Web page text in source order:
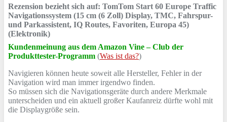
Rezension bezieht sich auf: TomTom Start 60 Europe Traffic
Navigationssystem (15 cm (6 Zoll) Display, TMC, Fahrspur-
und Parkassistent, IQ Routes, Favoriten, Europa 45)
(Elektronik)
Kundenmeinung aus dem Amazon Vine – Club der
Produkttester-Programm (Was ist das?)
Navigieren können heute soweit alle Hersteller, Fehler in der
Navigation wird man immer irgendwo finden.
So müssen sich die Navigationsgeräte durch andere Merkmale
unterscheiden und ein aktuell großer Kaufanreiz dürfte wohl mit
die Displaygröße sein.